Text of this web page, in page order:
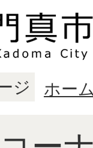
ジ ホーム